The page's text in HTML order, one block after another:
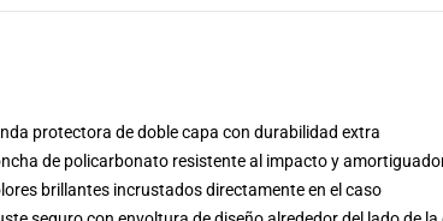
protectora de doble capa con durabilidad extra
de policarbonato resistente al impacto y
brillantes incrustados directamente en el caso